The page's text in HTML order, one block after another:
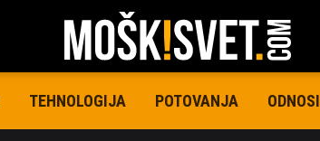
TEHNOLOGIJA POTOVANJA ODNOSI